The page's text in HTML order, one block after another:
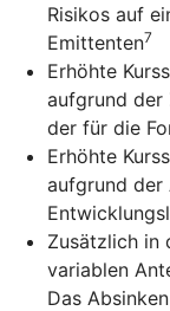
Risikos auf
Emittenten7
Erhöhte
aufgrund der
der für die
Erhöhte
aufgrund der
Zusätzlich in
variablen
Das